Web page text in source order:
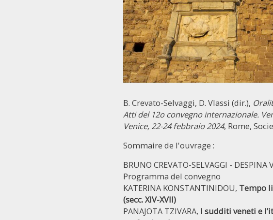
B. Crevato-Selvaggi, D. Vlassi (dir.),
Atti del 12o convegno internazionale.
Venice, 22-24 febbraio 2024, Rome,
Sommaire de l'ouvrage :
BRUNO CREVATO-SELVAGGI - DESPINA
Programma del convegno
KATERINA KONSTANTINIDOU, Tempo
(secc. XIV-XVII)
PANAJOTA TZIVARA, I sudditi veneti e